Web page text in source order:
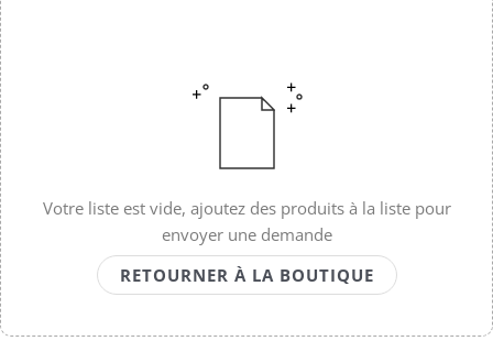
Votre liste est vide, ajoutez des produits à la liste pour
envoyer une demande
RETOURNER À LA BOUTIQUE